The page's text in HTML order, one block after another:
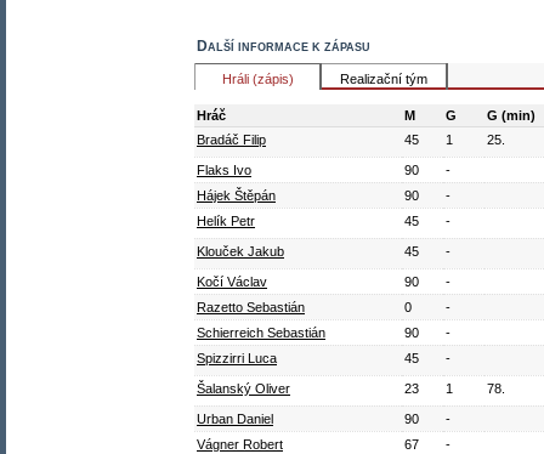
Další informace k zápasu
Hráli (zápis) Realizační tým
Hráč M G
G (min)
Bradáč Filip
45 1 25.
Flaks Ivo 90
-
Hájek Štěpán
90
-
Helík Petr
45 -
Klouček Jakub 45 -
Kočí Václav 90
-
Razetto Sebastián
0
-
Schierreich Sebastián
90
-
Spizzirri Luca
45 -
Šalanský Oliver 23 1 78.
Urban Daniel 90
-
Vágner Robert
67 -